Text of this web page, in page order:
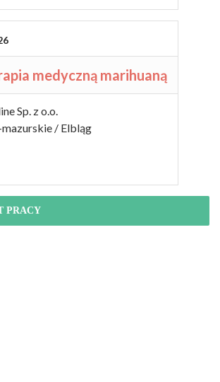
medyczną marihuaną
Sp. z o.o.
/ Elbląg
PRACY